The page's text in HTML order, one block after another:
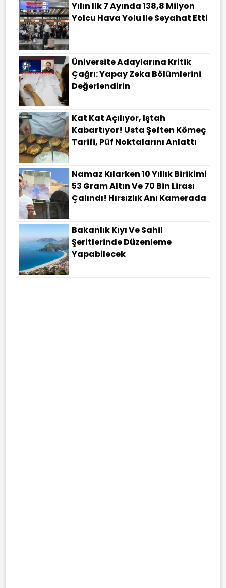
Yılın Ilk 7 Ayında 138,8 Milyon
Yolcu Hava Yolu Ile Seyahat Etti
Üniversite Adaylarına Kritik
Çağrı: Yapay Zeka Bölümlerini
Değerlendirin
Kat Kat Açılıyor, Iştah
Kabartıyor! Usta Şeften Kömeç
Tarifi, Püf Noktalarını Anlattı
Namaz Kılarken 10 Yıllık Birikimi
53 Gram Altın Ve 70 Bin Lirası
Çalındı! Hırsızlık Anı Kamerada
Bakanlık Kıyı Ve Sahil
Şeritlerinde Düzenleme
Yapabilecek